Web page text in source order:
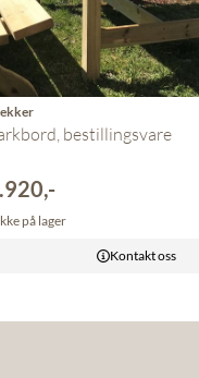
bestillingsvare
på lager
Kontakt oss